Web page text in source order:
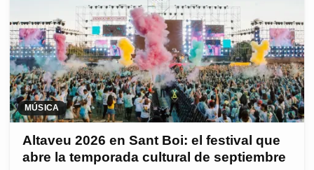
MÚSICA
Altaveu 2026 en Sant Boi: el festival que
abre la temporada cultural de septiembre